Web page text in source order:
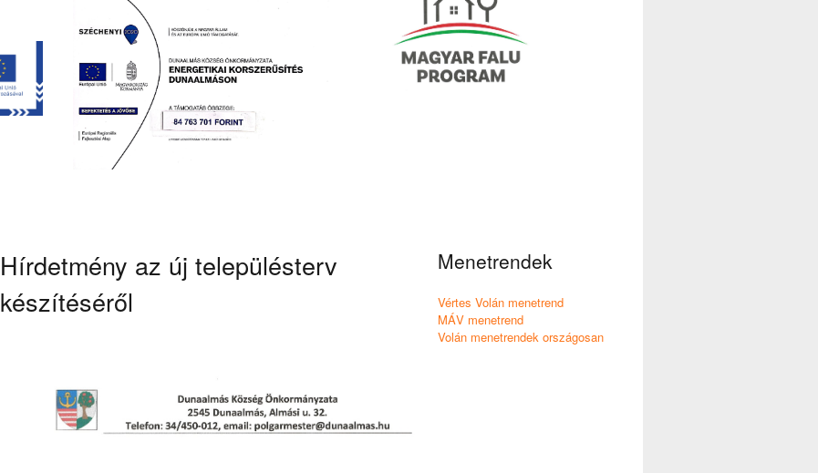
Hírdetmény az új településterv
készítéséről
Menetrendek
Vértes Volán menetrend
MÁV menetrend
Volán menetrendek országosan